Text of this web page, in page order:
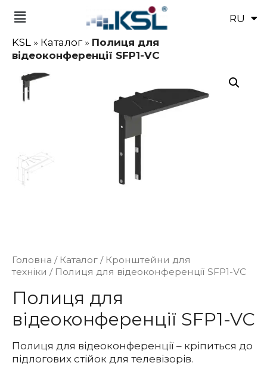
RU
EN
KSL » Каталог» Полиця для
відеоконференції SFP1-VC
Головна / Каталог / Кронштейни для
техніки / Полиця для відеоконференції SFP1-VC
Полиця для
відеоконференції SFP1-VC
Полиця для відеоконференції – кріпиться до
підлогових стійок для телевізорів.